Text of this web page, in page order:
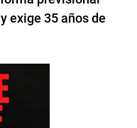
exige 35 años de